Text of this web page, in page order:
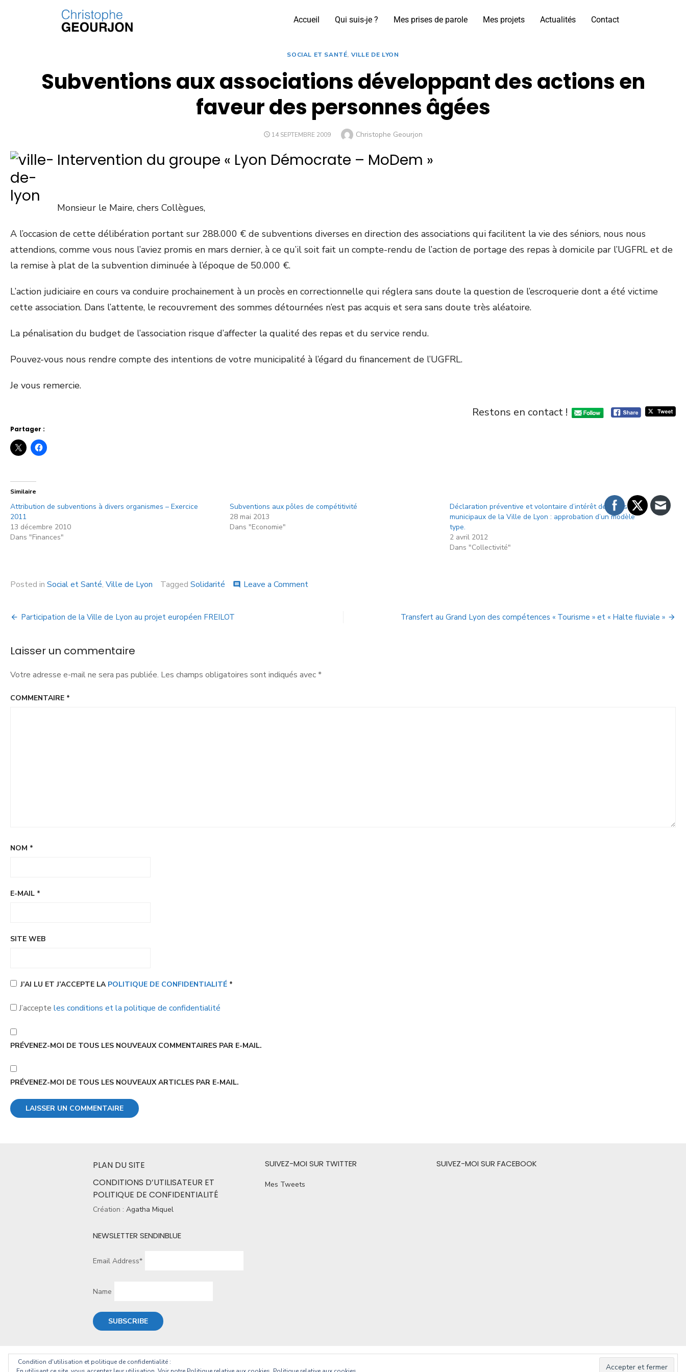
Accueil Qui suis-je ? Mes prises de parole Mes projets Actualités Contact
SOCIAL ET SANTÉ, VILLE DE LYON
Subventions aux associations développant des actions en
faveur des personnes âgées
14 SEPTEMBRE 2009 Christophe Geourjon
Intervention du groupe « Lyon Démocrate – MoDem »
Monsieur le Maire, chers Collègues,
A l’occasion de cette délibération portant sur 288.000 € de subventions diverses en direction des associations qui facilitent la vie des séniors, nous nous
attendions, comme vous nous l’aviez promis en mars dernier, à ce qu’il soit fait un compte-rendu de l’action de portage des repas à domicile par l’UGFRL et de
la remise à plat de la subvention diminuée à l’époque de 50.000 €.
L’action judiciaire en cours va conduire prochainement à un procès en correctionnelle qui réglera sans doute la question de l’escroquerie dont a été victime
cette association. Dans l’attente, le recouvrement des sommes détournées n’est pas acquis et sera sans doute très aléatoire.
La pénalisation du budget de l’association risque d’affecter la qualité des repas et du service rendu.
Pouvez-vous nous rendre compte des intentions de votre municipalité à l’égard du financement de l’UGFRL.
Je vous remercie.
Restons en contact !
Partager :
Similaire
Attribution de subventions à divers organismes – Exercice
2011
13 décembre 2010
Dans "Finances"
Subventions aux pôles de compétitivité
28 mai 2013
Dans "Economie"
Déclaration préventive et volontaire d’intérêt des conseillers
municipaux de la Ville de Lyon : approbation d’un modèle
type.
2 avril 2012
Dans "Collectivité"
Posted in Social et Santé, Ville de Lyon Tagged Solidarité comment Leave a Comment
Participation de la Ville de Lyon au projet européen FREILOT Transfert au Grand Lyon des compétences « Tourisme » et « Halte fluviale »
Laisser un commentaire
Votre adresse e-mail ne sera pas publiée. Les champs obligatoires sont indiqués avec*
COMMENTAIRE *
NOM *
E-MAIL *
SITE WEB
J’AI LU ET J’ACCEPTE LA POLITIQUE DE CONFIDENTIALITÉ *
J’accepte les conditions et la politique de confidentialité
PRÉVENEZ-MOI DE TOUS LES NOUVEAUX COMMENTAIRES PAR E-MAIL.
PRÉVENEZ-MOI DE TOUS LES NOUVEAUX ARTICLES PAR E-MAIL.
PLAN DU SITE
CONDITIONS D’UTILISATEUR ET
POLITIQUE DE CONFIDENTIALITÉ
Création : Agatha Miquel
NEWSLETTER SENDINBLUE
Email Address*
Name
SUIVEZ-MOI SUR TWITTER
Mes Tweets
SUIVEZ-MOI SUR FACEBOOK
© 2026 Christophe Geourjon
Condition d'utilisation et politique de confidentialité :